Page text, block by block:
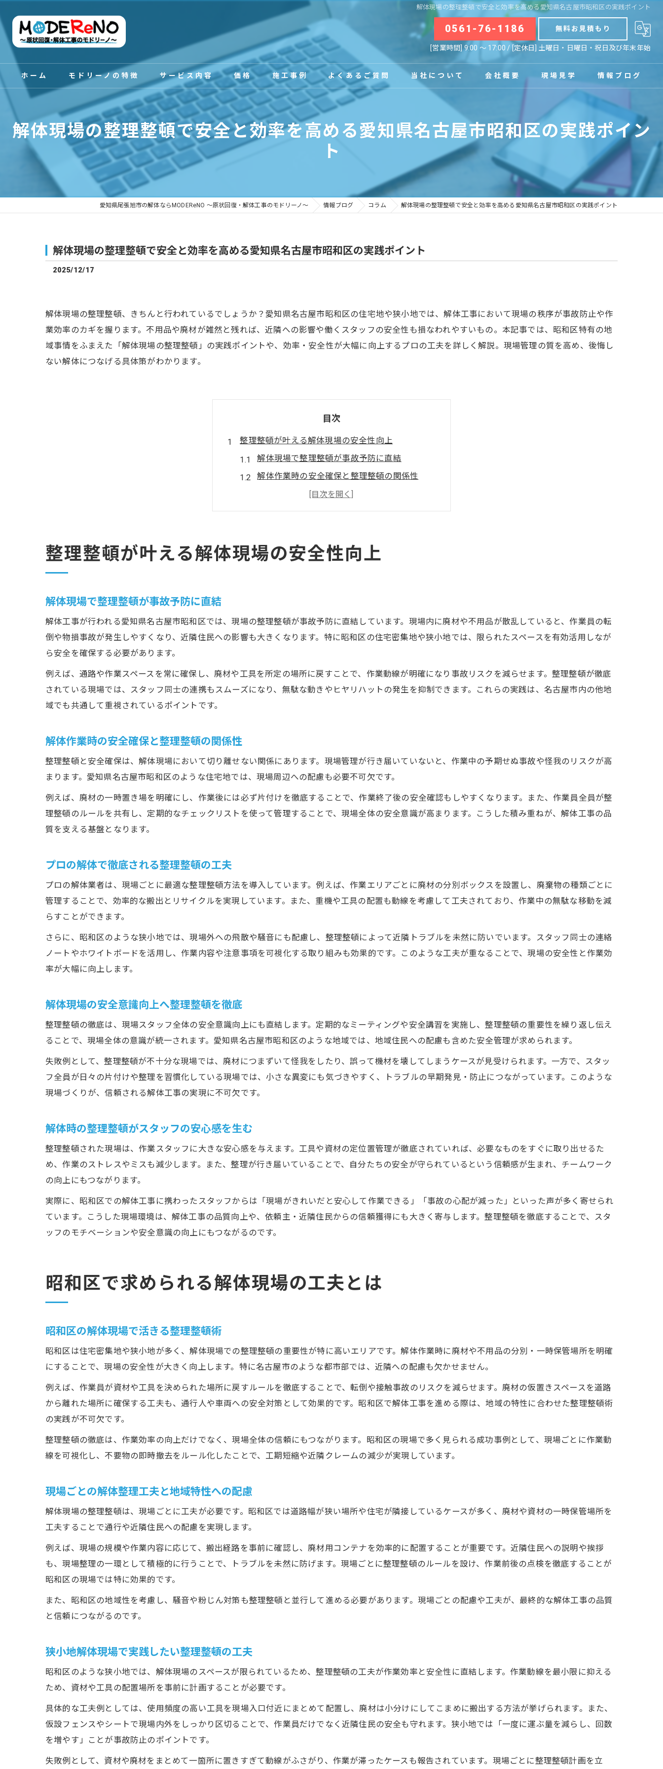
解体現場の整理整頓で安全と効率を高める愛知県名古屋市昭和区の実践ポイント
0561-76-1186 無料お見積もり
[営業時間] 9:00 〜 17:00 / [定休日] 土曜日・日曜日・祝日及び年末年始
ホーム モドリーノの特徴
スタッフ紹介
サービス内容 価格 施工事例
お客様の声
よくあるご質問 当社について
事務所
原状回復
工場
会社概要 現場見学 情報ブログ
お知らせ
コラム
解体現場の整理整頓で安全と効率を高める愛知県名古屋市昭和区の実践ポイン
ト
愛知県尾張旭市の解体ならMODEReNO ～原状回復・解体工事のモドリーノ～ 情報ブログ コラム 解体現場の整理整頓で安全と効率を高める愛知県名古屋市昭和区の実践ポイント
解体現場の整理整頓で安全と効率を高める愛知県名古屋市昭和区の実践ポイント
2025/12/17
解体現場の整理整頓、きちんと行われているでしょうか？愛知県名古屋市昭和区の住宅地や狭小地では、解体工事において現場の秩序が事故防止や作
業効率のカギを握ります。不用品や廃材が雑然と残れば、近隣への影響や働くスタッフの安全性も損なわれやすいもの。本記事では、昭和区特有の地
域事情をふまえた「解体現場の整理整頓」の実践ポイントや、効率・安全性が大幅に向上するプロの工夫を詳しく解説。現場管理の質を高め、後悔し
ない解体につなげる具体策がわかります。
目次
整理整頓が叶える解体現場の安全性向上
解体現場で整理整頓が事故予防に直結
解体作業時の安全確保と整理整頓の関係性
プロの解体で徹底される整理整頓の工夫
解体現場の安全意識向上へ整理整頓を徹底
昭和区で求められる解体現場の工夫とは
昭和区の解体現場で活きる整理整頓術
昭和区の解体現場で役立つ整理整頓のポイント
解体現場ごとの整理整頓で安全性と効率化
狭小エリアで解体効率を上げる整理整頓
解体現場のスペース活用と整理の秘訣
安心解体のために現場を整えるポイント
安心できる解体のための現場整理整頓術
解体現場で信頼感を生む整理整頓の実践
現場整理整頓が安心解体の第一歩になる理由
プロの解体現場整理術で事故を未然に防ぐ
解体作業の安全を守る整理整頓の秘策
整理整頓による解体現場の事故防止ポイント
解体のプロが重視する整理整頓の基本とは
近隣住民への配慮に欠かせない整理整頓術
整理整頓で解体現場の騒音やごみを最小限に
解体工事の近隣配慮は整理整頓から始まる
整理整頓が叶える解体現場の安全性向上
解体現場で整理整頓が事故予防に直結
解体工事が行われる愛知県名古屋市昭和区では、現場の整理整頓が事故予防に直結しています。現場内に廃材や不用品が散乱していると、作業員の転
倒や物損事故が発生しやすくなり、近隣住民への影響も大きくなります。特に昭和区の住宅密集地や狭小地では、限られたスペースを有効活用しなが
ら安全を確保する必要があります。
例えば、通路や作業スペースを常に確保し、廃材や工具を所定の場所に戻すことで、作業動線が明確になり事故リスクを減らせます。整理整頓が徹底
されている現場では、スタッフ同士の連携もスムーズになり、無駄な動きやヒヤリハットの発生を抑制できます。これらの実践は、名古屋市内の他地
域でも共通して重視されているポイントです。
解体作業時の安全確保と整理整頓の関係性
整理整頓と安全確保は、解体現場において切り離せない関係にあります。現場管理が行き届いていないと、作業中の予期せぬ事故や怪我のリスクが高
まります。愛知県名古屋市昭和区のような住宅地では、現場周辺への配慮も必要不可欠です。
例えば、廃材の一時置き場を明確にし、作業後には必ず片付けを徹底することで、作業終了後の安全確認もしやすくなります。また、作業員全員が整
理整頓のルールを共有し、定期的なチェックリストを使って管理することで、現場全体の安全意識が高まります。こうした積み重ねが、解体工事の品
質を支える基盤となります。
プロの解体で徹底される整理整頓の工夫
プロの解体業者は、現場ごとに最適な整理整頓方法を導入しています。例えば、作業エリアごとに廃材の分別ボックスを設置し、廃棄物の種類ごとに
管理することで、効率的な搬出とリサイクルを実現しています。また、重機や工具の配置も動線を考慮して工夫されており、作業中の無駄な移動を減
らすことができます。
さらに、昭和区のような狭小地では、現場外への飛散や騒音にも配慮し、整理整頓によって近隣トラブルを未然に防いでいます。スタッフ同士の連絡
ノートやホワイトボードを活用し、作業内容や注意事項を可視化する取り組みも効果的です。このような工夫が重なることで、現場の安全性と作業効
率が大幅に向上します。
解体現場の安全意識向上へ整理整頓を徹底
整理整頓の徹底は、現場スタッフ全体の安全意識向上にも直結します。定期的なミーティングや安全講習を実施し、整理整頓の重要性を繰り返し伝え
ることで、現場全体の意識が統一されます。愛知県名古屋市昭和区のような地域では、地域住民への配慮も含めた安全管理が求められます。
失敗例として、整理整頓が不十分な現場では、廃材につまずいて怪我をしたり、誤って機材を壊してしまうケースが見受けられます。一方で、スタッ
フ全員が日々の片付けや整理を習慣化している現場では、小さな異変にも気づきやすく、トラブルの早期発見・防止につながっています。このような
現場づくりが、信頼される解体工事の実現に不可欠です。
解体時の整理整頓がスタッフの安心感を生む
整理整頓された現場は、作業スタッフに大きな安心感を与えます。工具や資材の定位置管理が徹底されていれば、必要なものをすぐに取り出せるた
め、作業のストレスやミスも減少します。また、整理が行き届いていることで、自分たちの安全が守られているという信頼感が生まれ、チームワーク
の向上にもつながります。
実際に、昭和区での解体工事に携わったスタッフからは「現場がきれいだと安心して作業できる」「事故の心配が減った」といった声が多く寄せられ
ています。こうした現場環境は、解体工事の品質向上や、依頼主・近隣住民からの信頼獲得にも大きく寄与します。整理整頓を徹底することで、スタ
ッフのモチベーションや安全意識の向上にもつながるのです。
昭和区で求められる解体現場の工夫とは
昭和区の解体現場で活きる整理整頓術
昭和区は住宅密集地や狭小地が多く、解体現場での整理整頓の重要性が特に高いエリアです。解体作業時に廃材や不用品の分別・一時保管場所を明確
にすることで、現場の安全性が大きく向上します。特に名古屋市のような都市部では、近隣への配慮も欠かせません。
例えば、作業員が資材や工具を決められた場所に戻すルールを徹底することで、転倒や接触事故のリスクを減らせます。廃材の仮置きスペースを道路
から離れた場所に確保する工夫も、通行人や車両への安全対策として効果的です。昭和区で解体工事を進める際は、地域の特性に合わせた整理整頓術
の実践が不可欠です。
整理整頓の徹底は、作業効率の向上だけでなく、現場全体の信頼にもつながります。昭和区の現場で多く見られる成功事例として、現場ごとに作業動
線を可視化し、不要物の即時撤去をルール化したことで、工期短縮や近隣クレームの減少が実現しています。
現場ごとの解体整理工夫と地域特性への配慮
解体現場の整理整頓は、現場ごとに工夫が必要です。昭和区では道路幅が狭い場所や住宅が隣接しているケースが多く、廃材や資材の一時保管場所を
工夫することで通行や近隣住民への配慮を実現します。
例えば、現場の規模や作業内容に応じて、搬出経路を事前に確認し、廃材用コンテナを効率的に配置することが重要です。近隣住民への説明や挨拶
も、現場整理の一環として積極的に行うことで、トラブルを未然に防げます。現場ごとに整理整頓のルールを設け、作業前後の点検を徹底することが
昭和区の現場では特に効果的です。
また、昭和区の地域性を考慮し、騒音や粉じん対策も整理整頓と並行して進める必要があります。現場ごとの配慮や工夫が、最終的な解体工事の品質
と信頼につながるのです。
狭小地解体現場で実践したい整理整頓の工夫
昭和区のような狭小地では、解体現場のスペースが限られているため、整理整頓の工夫が作業効率と安全性に直結します。作業動線を最小限に抑える
ため、資材や工具の配置場所を事前に計画することが必要です。
具体的な工夫例としては、使用頻度の高い工具を現場入口付近にまとめて配置し、廃材は小分けにしてこまめに搬出する方法が挙げられます。また、
仮設フェンスやシートで現場内外をしっかり区切ることで、作業員だけでなく近隣住民の安全も守れます。狭小地では「一度に運ぶ量を減らし、回数
を増やす」ことが事故防止のポイントです。
失敗例として、資材や廃材をまとめて一箇所に置きすぎて動線がふさがり、作業が滞ったケースも報告されています。現場ごとに整理整頓計画を立